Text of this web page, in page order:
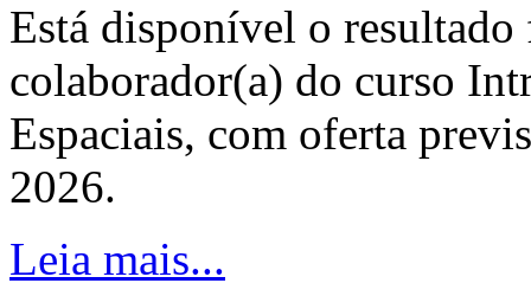
Está disponível o resultado
colaborador(a) do curso
Espaciais, com oferta
2026.
Leia mais...